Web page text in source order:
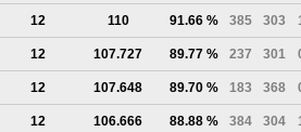
12 110 91.66 % 385 303
12 107.727 89.77 % 237 301
12 107.648 89.70 % 183 368
12 106.666 88.88 % 384 304